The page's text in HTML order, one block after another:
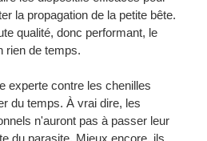
la propagation de la petite bête.
qualité, donc performant, le
rien de temps.
experte contre les chenilles
du temps. À vrai dire, les
n'auront pas à passer leur
du parasite. Mieux encore, ils